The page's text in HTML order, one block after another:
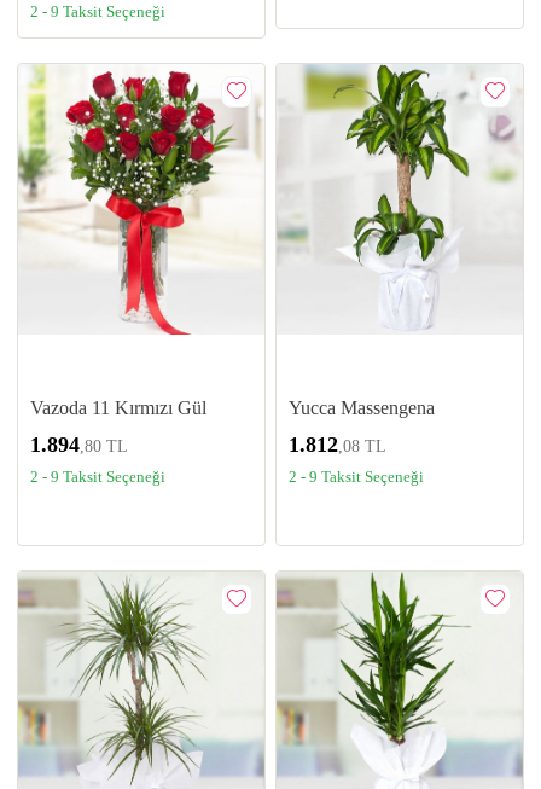
2 - 9 Taksit Seçeneği
Vazoda 11 Kırmızı Gül
1.894,80 TL
2 - 9 Taksit Seçeneği
Yucca Massengena
1.812,08 TL
2 - 9 Taksit Seçeneği